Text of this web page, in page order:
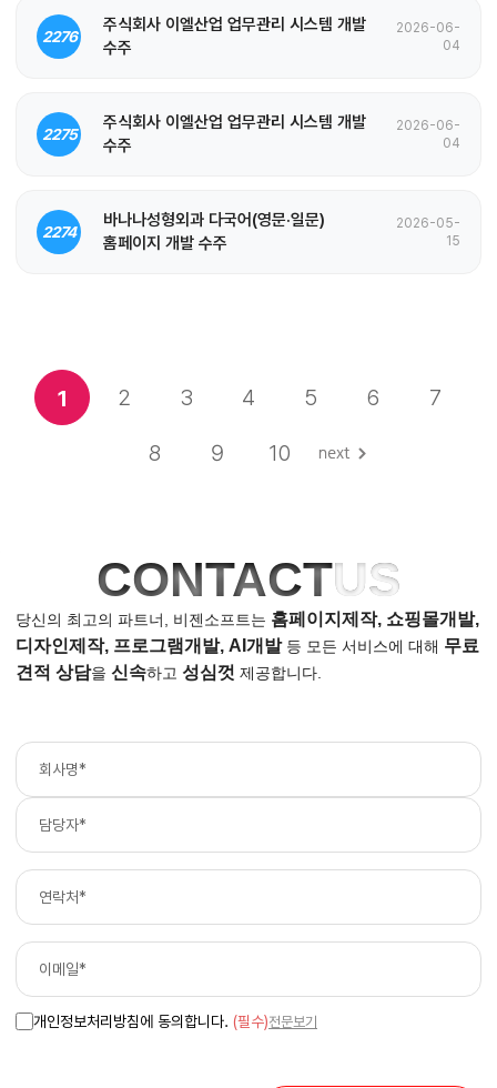
2276
주식회사 이엘산업 업무관리 시스템 개발
수주
2026-06-
04
2275
주식회사 이엘산업 업무관리 시스템 개발
수주
2026-06-
04
2274
바나나성형외과 다국어(영문·일문)
홈페이지 개발 수주
2026-05-
15
1 2 3 4 5 6 7
8 9 10
CONTACTUS
당신의 최고의 파트너, 비젠소프트는 홈페이지제작, 쇼핑몰개발,
디자인제작, 프로그램개발, AI개발등 모든 서비스에 대해 무료
견적 상담을 신속하고 성심껏 제공합니다.
개인정보처리방침에 동의합니다. (필수)전문보기